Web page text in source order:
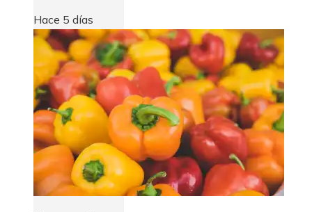
Hace 5 días